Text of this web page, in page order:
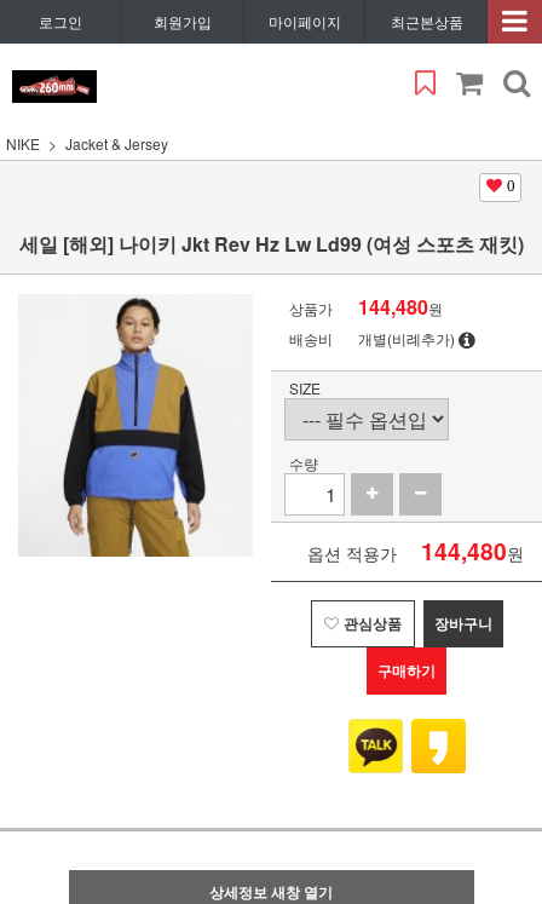
로그인 회원가입 마이페이지 최근본상품
NIKE Jacket & Jersey
0
세일 [해외] 나이키 Jkt Rev Hz Lw Ld99 (여성 스포츠 재킷)
상품가 144,480원
배송비
개별(비례추가)
SIZE
수량
옵션 적용가 144,480원
관심상품 장바구니
구매하기
상세정보 새창 열기